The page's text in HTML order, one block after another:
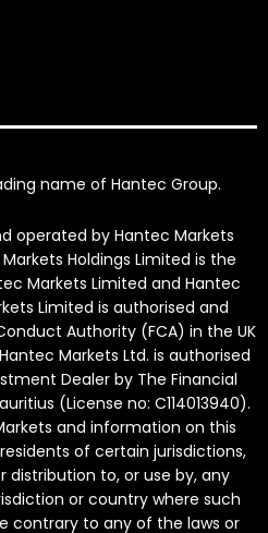
name of Hantec Group.
operated by Hantec Markets
Holdings Limited is the
Markets Limited and Hantec
Limited is authorised and
Authority (FCA) in the UK
Markets Ltd. is authorised
Dealer by The Financial
(License no: C114013940).
and information on this
of certain jurisdictions,
to, or use by, any
or country where such
contrary to any of the laws or